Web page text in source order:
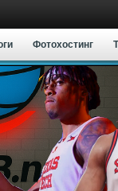
Фотохостинг